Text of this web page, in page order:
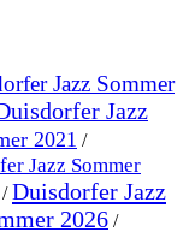
Jazz Sommer
Jazz
2021 /
Jazz Sommer
/Duisdorfer Jazz
2026 /